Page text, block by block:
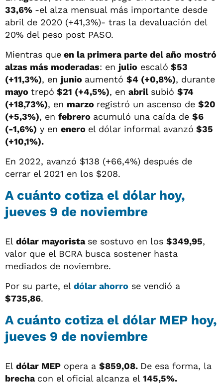
33,6% -el alza mensual más importante desde
abril de 2020 (+41,3%)- tras la devaluación del
20% del peso post PASO.
Mientras que en la primera parte del año mostró
alzas más moderadas: en julio escaló $53
(+11,3%), en junio aumentó $4 (+0,8%), durante
mayo trepó $21 (+4,5%), en abril subió $74
(+18,73%), en marzo registró un ascenso de $20
(+5,3%), en febrero acumuló una caída de $6
(-1,6%) y en enero el dólar informal avanzó $35
(+10,1%).
En 2022, avanzó $138 (+66,4%) después de
cerrar el 2021 en los $208.
A cuánto cotiza el dólar hoy,
jueves 9 de noviembre
El dólar mayorista se sostuvo en los $349,95,
valor que el BCRA busca sostener hasta
mediados de noviembre.
Por su parte, el dólar ahorro se vendió a
$735,86.
A cuánto cotiza el dólar MEP hoy,
jueves 9 de noviembre
El dólar MEP opera a $859,08. De esa forma, la
brecha con el oficial alcanza el 145,5%.